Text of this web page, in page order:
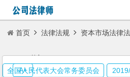
首页 法律法规 资本市场法律
（2019修订）
全国人民代表大会常务委员会
A+